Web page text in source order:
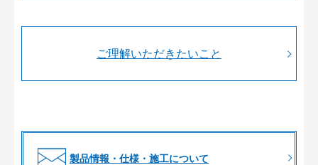
ご理解いただきたいこと
製品情報・仕様・施工について